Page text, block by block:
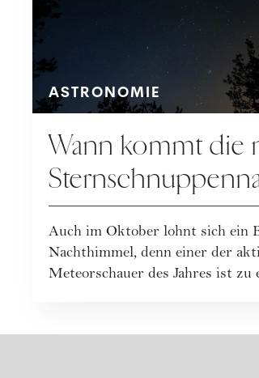
ASTRONOMIE
Wann kommt die
Auch im Oktober lohnt sich ein
Nachthimmel, denn einer der
Meteorschauer des Jahres ist zu